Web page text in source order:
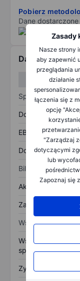
Zasady
Nasze strony
aby zapewnić
przeglądania
działanie
łączenia się z
opcję
"Zarządzaj
dotyczącymi
lub
Zapoznaj się
Pobierz
Dane
Dane finansowe
Sprawozdanie z
Dochód
EBITDA
Dochód netto
Bilans
Aktywa ogółem
Zadłużenie ogółem
Wskaźniki
Współczynnik
sprzedaży
Zysk na akcję